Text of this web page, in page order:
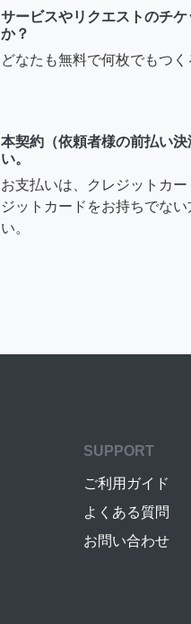
サービスやリクエストのチ
か？
どなたも無料で何枚でもつく
本契約（依頼者様の前払い
い。
お支払いは、クレジットカ
ジットカードをお持ちでな
い。
SUPPORT
ご利用ガイド
よくある質問
お問い合わせ